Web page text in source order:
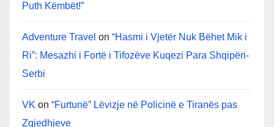
Puth Këmbët!”
Adventure Travel on “Hasmi i Vjetër Nuk Bëhet Mik i
Ri”: Mesazhi i Fortë i Tifozëve Kuqezi Para Shqipëri-
Serbi
VK on “Furtunë” Lëvizje në Policinë e Tiranës pas
Zgjedhjeve